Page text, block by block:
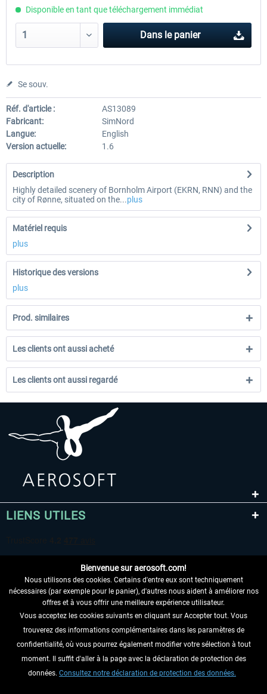
Disponible en tant que téléchargement immédiat
Dans le panier
Se souv.
Réf. d'article :
AS13089
Fabricant:
SimNord
Langue:
English
Version actuelle:
1.6
Description
Highly detailed scenery of Bornholm Airport (EKRN, RNN) and the
city of Rønne, situated on the...plus
Matériel requis
plus
Historique des versions
plus
Prod. similaires
Les clients ont aussi acheté
Les clients ont aussi regardé
LIENS UTILES
RENONCER AU CONTRAT ICI
INFORMATIONS
NE MANQUEZ PAS LES DERNIÈRES
Bienvenue sur aerosoft.com!
Nous utilisons des cookies. Certains d'entre eux sont techniquement
nécessaires (par exemple pour le panier), d'autres nous aident à améliorer nos
offres et à vous offrir une meilleure expérience utilisateur.
Vous acceptez les cookies suivants en cliquant sur Accepter tout. Vous
trouverez des informations complémentaires dans les paramètres de
confidentialité, où vous pourrez également modifier votre sélection à tout
moment. Il suffit d'aller à la page avec la déclaration de protection des
données. Consultez notre déclaration de protection des données.